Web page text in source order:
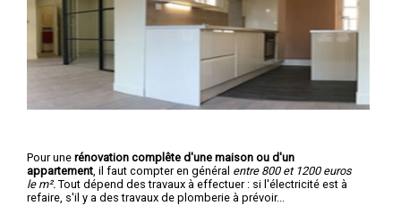
Pour une rénovation complête d'une maison ou d'un
appartement , il faut compter en général entre 800 et 1200 euros
le m². Tout dépend des travaux à effectuer : si l'électricité est à
refaire, s'il y a des travaux de plomberie à prévoir...